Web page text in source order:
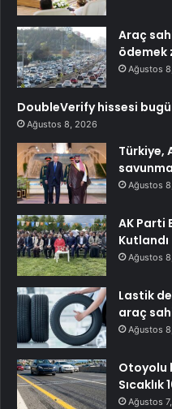
Araç
ödemek
Ağustos
DoubleVerify hissesi
Ağustos 8, 2026
Türkiye,
Ağustos
AK Parti
Kutlandı
Ağustos
Lastik
araç
Ağustos
Otoyolu
Sıcaklık
Ağustos